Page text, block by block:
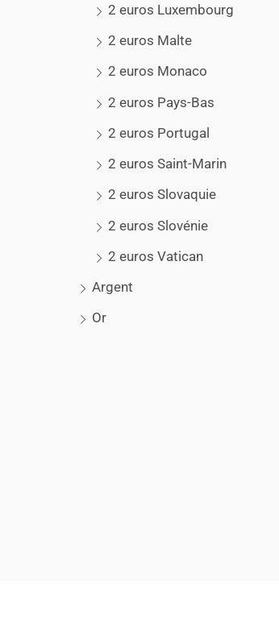
2 euros Luxembourg
2 euros Malte
2 euros Monaco
2 euros Pays-Bas
2 euros Portugal
2 euros Saint-Marin
2 euros Slovaquie
2 euros Slovénie
2 euros Vatican
Argent
Or